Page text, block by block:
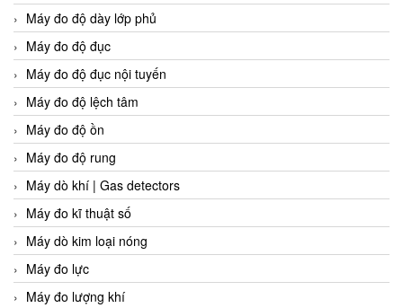
Máy đo độ dày lớp phủ
Máy đo độ đục
Máy đo độ đục nội tuyến
Máy đo độ lệch tâm
Máy đo độ ồn
Máy đo độ rung
Máy dò khí | Gas detectors
Máy đo kĩ thuật số
Máy dò kim loại nóng
Máy đo lực
Máy đo lượng khí